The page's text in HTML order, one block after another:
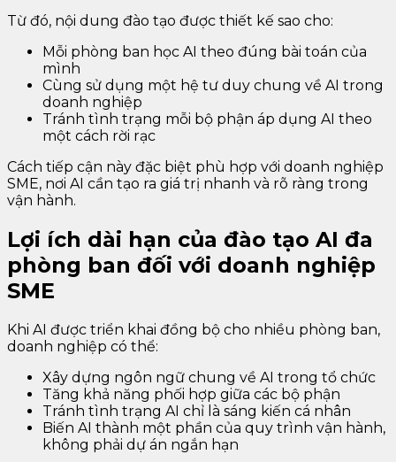
Từ đó, nội dung đào tạo được thiết kế sao cho:
Mỗi phòng ban học AI theo đúng bài toán của
mình
Cùng sử dụng một hệ tư duy chung về AI trong
doanh nghiệp
Tránh tình trạng mỗi bộ phận áp dụng AI theo
một cách rời rạc
Cách tiếp cận này đặc biệt phù hợp với doanh nghiệp
SME, nơi AI cần tạo ra giá trị nhanh và rõ ràng trong
vận hành.
Lợi ích dài hạn của đào tạo AI đa
phòng ban đối với doanh nghiệp
SME
Khi AI được triển khai đồng bộ cho nhiều phòng ban,
doanh nghiệp có thể:
Xây dựng ngôn ngữ chung về AI trong tổ chức
Tăng khả năng phối hợp giữa các bộ phận
Tránh tình trạng AI chỉ là sáng kiến cá nhân
Biến AI thành một phần của quy trình vận hành,
không phải dự án ngắn hạn